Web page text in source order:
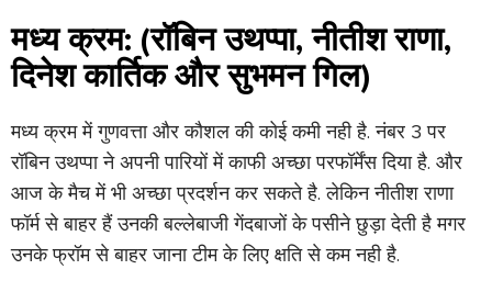
मध्य क्रम: (रॉबिन उथप्पा, नीतीश राणा,
दिनेश कार्तिक और सुभमन गिल)
मध्य क्रम में गुणवत्ता और कौशल की कोई कमी नही है. नंबर 3 पर
रॉबिन उथप्पा ने अपनी पारियों में काफी अच्छा परफॉर्मेंस दिया है. और
आज के मैच में भी अच्छा प्रदर्शन कर सकते है. लेकिन नीतीश राणा
फॉर्म से बाहर हैं उनकी बल्लेबाजी गेंदबाजों के पसीने छुड़ा देती है मगर
उनके फ्रॉम से बाहर जाना टीम के लिए क्षति से कम नही है.